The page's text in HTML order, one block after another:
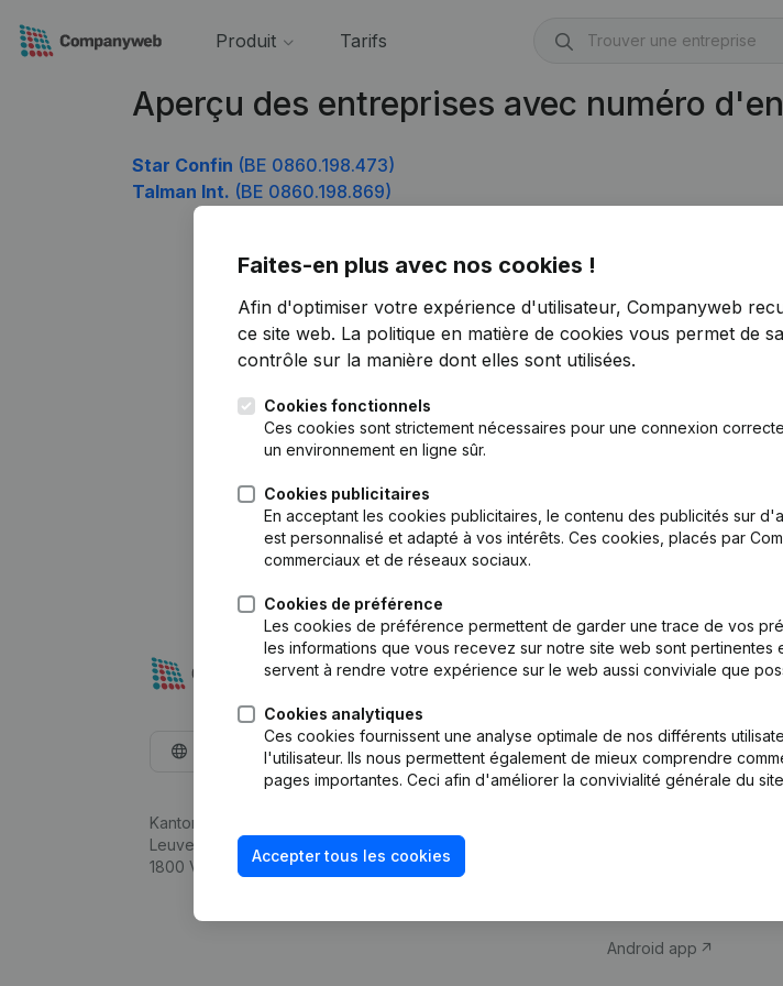
Produit Tarifs
Aperçu des entreprises avec numéro
Star Confin (BE 0860.198.473)
Talman Int. (BE 0860.198.869)
Faites-en plus avec nos cookies !
Afin d'optimiser votre expérience d'utilisateur, Companyweb
ce site web. La politique en matière de cookies vous permet de
contrôle sur la manière dont elles sont utilisées.
Cookies fonctionnels
Ces cookies sont strictement nécessaires pour une connexion
un environnement en ligne sûr.
Cookies publicitaires
En acceptant les cookies publicitaires, le contenu des publicités sur
est personnalisé et adapté à vos intérêts. Ces cookies, placés par
commerciaux et de réseaux sociaux.
Cookies de préférence
Les cookies de préférence permettent de garder une trace de vos
les informations que vous recevez sur notre site web sont pertinentes
servent à rendre votre expérience sur le web aussi conviviale que
Cookies analytiques
Ces cookies fournissent une analyse optimale de nos différents
l'utilisateur. Ils nous permettent également de mieux comprendre
pages importantes. Ceci afin d'améliorer la convivialité générale du
Accepter tous les cookies
Français
Kantorenpark Everest
Leuvensesteenweg 248D,
1800 Vilvoorde
Produit
d’entreprise
Monitoring
Android app